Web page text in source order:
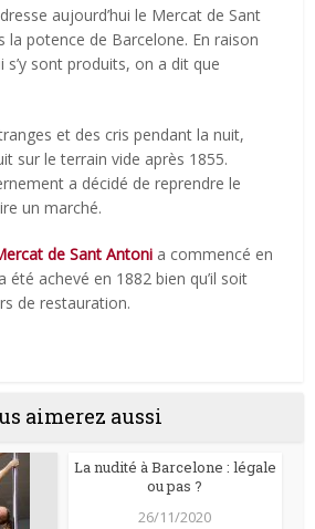
aujourd’hui le Mercat de Sant
potence de Barcelone. En raison
s’y sont produits, on a dit que
et des cris pendant la nuit,
sur le terrain vide après 1855.
a décidé de reprendre le
un marché.
de Sant Antoni a commencé en
été achevé en 1882 bien qu’il soit
de restauration.
aimerez aussi
La nudité à Barcelone : légale
ou pas ?
26/11/2020